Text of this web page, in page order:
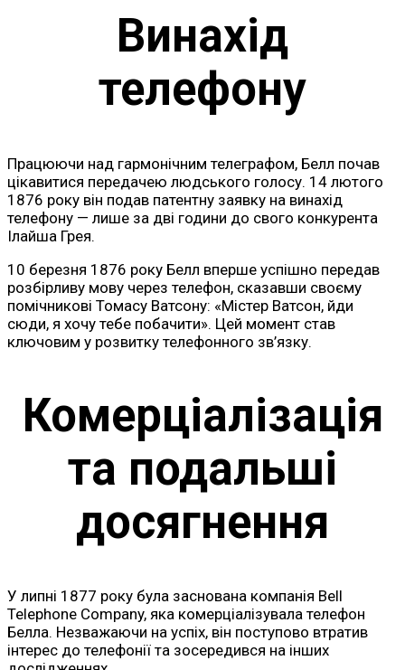
Винахід
телефону
Працюючи над гармонічним телеграфом, Белл почав
цікавитися передачею людського голосу. 14 лютого
1876 року він подав патентну заявку на винахід
телефону — лише за дві години до свого конкурента
Ілайша Грея.
10 березня 1876 року Белл вперше успішно передав
розбірливу мову через телефон, сказавши своєму
помічникові Томасу Ватсону: «Містер Ватсон, йди
сюди, я хочу тебе побачити». Цей момент став
ключовим у розвитку телефонного зв’язку.
Комерціалізація
та подальші
досягнення
У липні 1877 року була заснована компанія Bell
Telephone Company, яка комерціалізувала телефон
Белла. Незважаючи на успіх, він поступово втратив
інтерес до телефонії та зосередився на інших